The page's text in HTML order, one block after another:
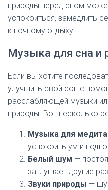
природы перед сном
успокоиться, замедлить
к ночному отдыху.
Музыка для сна и
Если вы хотите
улучшить свой сон с
расслабляющей музыки
природы. Вот несколько
Музыка для
успокоить ум и
Белый шум —
заглушает другие
Звуки природы —